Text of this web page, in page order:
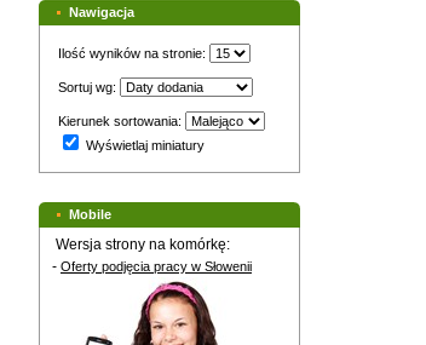
Nawigacja
Ilość wyników na stronie:
Sortuj wg:
Kierunek sortowania:
Wyświetlaj miniatury
Mobile
Wersja strony na komórkę:
- Oferty podjęcia pracy w Słowenii